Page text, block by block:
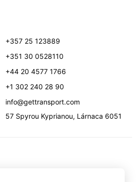
+357 25 123889
+351 30 0528110
+44 20 4577 1766
+1 302 240 28 90
info@gettransport.com
57 Spyrou Kyprianou, Lárnaca 6051